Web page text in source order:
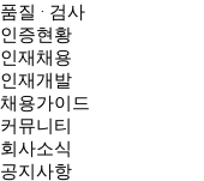
품질 · 검사
인증현황
인재채용
인재개발
채용가이드
커뮤니티
회사소식
공지사항